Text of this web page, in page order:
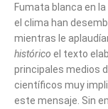
Fumata blanca en
el clima han
mientras le
histórico el texto
principales medios
científicos muy
este mensaje . Sin